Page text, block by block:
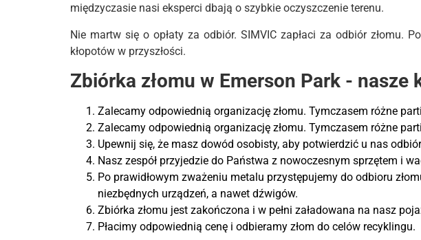
międzyczasie nasi eksperci dbają o szybkie oczyszczenie terenu.
Nie martw się o opłaty za odbiór. SIMVIC zapłaci za odbiór złomu.
kłopotów w przyszłości.
Zbiórka złomu w Emerson Park - nasze
Zalecamy odpowiednią organizację złomu. Tymczasem różne
Zalecamy odpowiednią organizację złomu. Tymczasem różne
Upewnij się, że masz dowód osobisty, aby potwierdzić u nas
Nasz zespół przyjedzie do Państwa z nowoczesnym sprzętem i
Po prawidłowym zważeniu metalu przystępujemy do odbioru
niezbędnych urządzeń, a nawet dźwigów.
Zbiórka złomu jest zakończona i w pełni załadowana na nasz
Płacimy odpowiednią cenę i odbieramy złom do celów recyklingu.